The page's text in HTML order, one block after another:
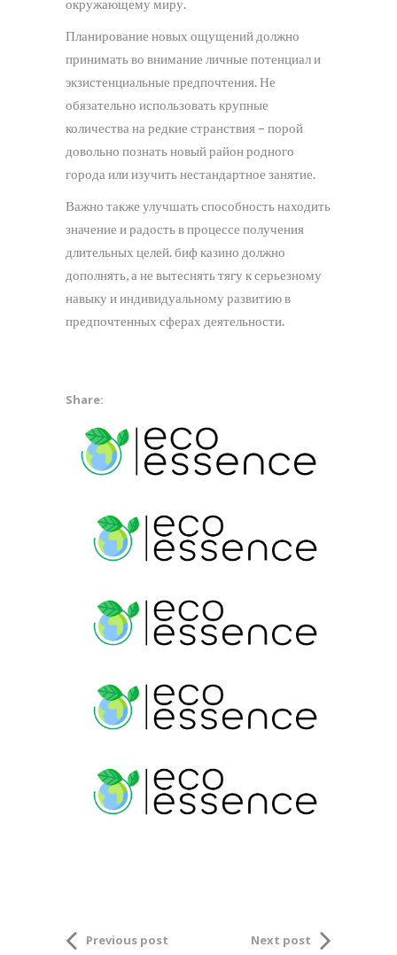
окружающему миру.
Планирование новых ощущений должно
принимать во внимание личные потенциал и
экзистенциальные предпочтения. Не
обязательно использовать крупные
количества на редкие странствия – порой
довольно познать новый район родного
города или изучить нестандартное занятие.
Важно также улучшать способность находить
значение и радость в процессе получения
длительных целей. биф казино должно
дополнять, а не вытеснять тягу к серьезному
навыку и индивидуальному развитию в
предпочтенных сферах деятельности.
Share:
Previous post Next post